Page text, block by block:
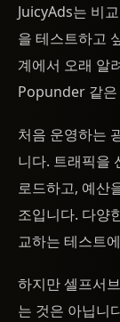
JuicyAds는 비
을 테스트하고
계에서 오래 알
Popunder 같은
처음 운영하는
니다. 트래픽을
로드하고, 예산
조입니다. 다양
교하는 테스트
하지만 셀프서
는 것은 아닙니